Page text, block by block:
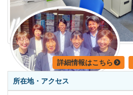
詳細情報はこちら
所在地・アクセス